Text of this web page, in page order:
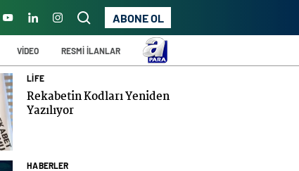
ABONE OL
VİDEO RESMİ İLANLAR
LİFE
Rekabetin Kodları Yeniden
Yazılıyor
HABERLER